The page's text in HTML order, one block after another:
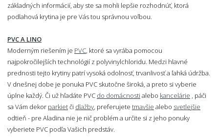
základných informácií, aby ste sa mohli lepšie rozhodnúť, ktorá
podlahová krytina je pre Vás tou správnou voľbou.
PVC A LINO
Moderným riešením je PVC , ktoré sa vyrába pomocou
najpokročilejších technológií z polyvinylchloridu. Medzi hlavné
prednosti tejto krytiny patrí vysoká odolnosť, trvanlivosť a ľahká údržba.
V dnešnej dobe je ponuka PVC skutočne široká, a preto si vyberie
úplne každý. Či už hľadáte PVC do domácnosti alebo kancelárie , páči
sa Vám dekor parkietči dlažby , preferujete tmavšie alebo svetlejšie
odtieň - pre Aladina nie je nič problém a určite si z jeho ponuky
vyberiete PVC podľa Vašich predstáv.